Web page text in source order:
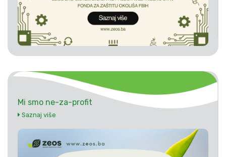
Mi smo ne-za-profit
Saznaj više